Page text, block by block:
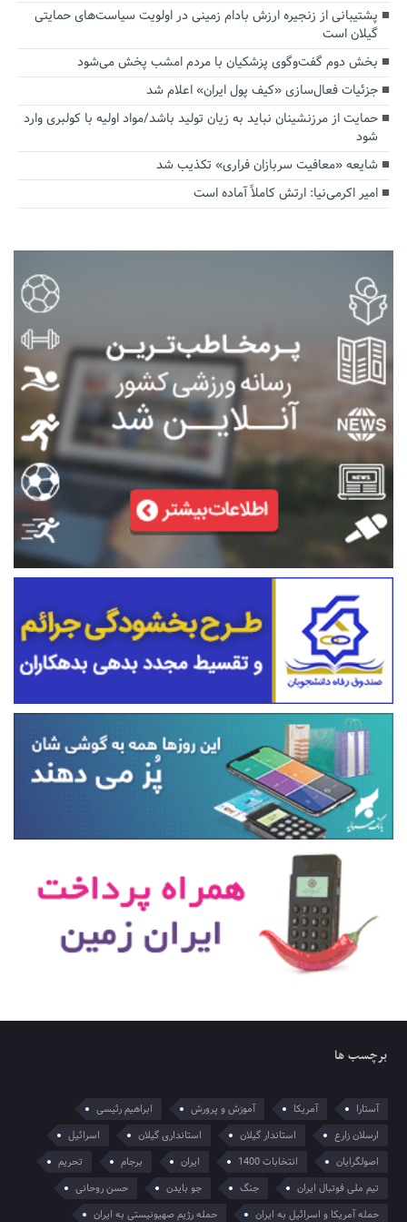
پشتیبانی از زنجیره ارزش بادام زمینی در اولویت سیاست‌های حمایتی
گیلان است
بخش دوم گفت‌وگوی پزشکیان با مردم امشب پخش می‌شود
جزئیات فعال‌سازی «کیف پول ایران» اعلام شد
حمایت از مرزنشینان نباید به زیان تولید باشد/مواد اولیه با کولبری وارد
شود
شایعه «معافیت سربازان فراری» تکذیب شد
امیر اکرمی‌نیا: ارتش کاملاً آماده است
برچسب ها
آستارا آمریکا آموزش و پرورش
ابراهیم رئیسی
ارسلان زارع
استاندار گیلان استانداری گیلان
اسرائیل
اصولگرایان
انتخابات 1400 ایران برجام
تحریم
تیم ملی فوتبال ایران
جنگ جو بایدن
حسن روحانی
حمله آمریکا و اسرائیل به ایران
حمله رژیم صهیونیستی به ایران